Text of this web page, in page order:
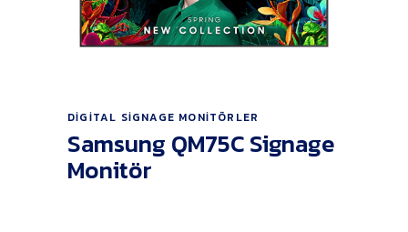
Ürünü İncele
DIGITAL SIGNAGE MONITÖRLER
Samsung QM75C Signage
Monitör